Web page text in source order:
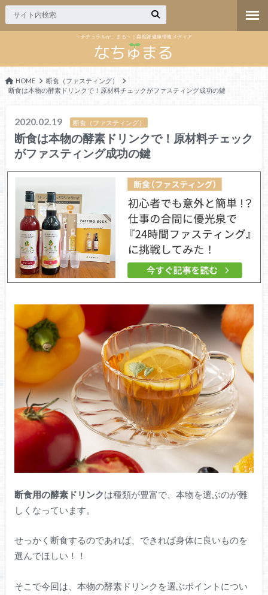
～ナチュラルが、まる～｜自然派健康情報メディア
HOME
断食（ファスティング）
断食は本物の酵素ドリンクで！原材料チェックがファスティング成功の鍵
2020.02.19 断食（ファスティング）
断食は本物の酵素ドリンクで！原材料チェック
がファスティング成功の鍵
断食用の酵素ドリンクは種類が豊富で、本物を選ぶのが難
しくなっています。
せっかく断食するのであれば、できれば身体に良いものを
選んでほしい！！
そこで今回は、本物の酵素ドリンクを選ぶポイントについ